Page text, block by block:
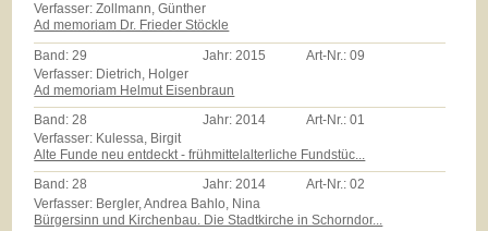
Verfasser: Zollmann, Günther
Ad memoriam Dr. Frieder Stöckle
Band: 29 Jahr: 2015 Art-Nr.:09
Verfasser: Dietrich, Holger
Ad memoriam Helmut Eisenbraun
Band:28 Jahr:2014 Art-Nr.:01
Verfasser: Kulessa, Birgit
Alte Funde neu entdeckt - frühmittelalterliche Fundstüc...
Band:28 Jahr:2014 Art-Nr.:02
Verfasser: Bergler, Andrea Bahlo, Nina
Bürgersinn und Kirchenbau. Die Stadtkirche in Schorndor...